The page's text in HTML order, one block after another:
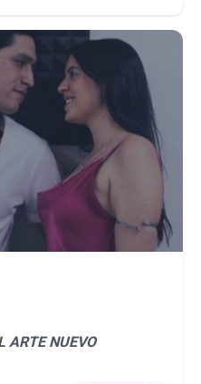
ARTE NUEVO